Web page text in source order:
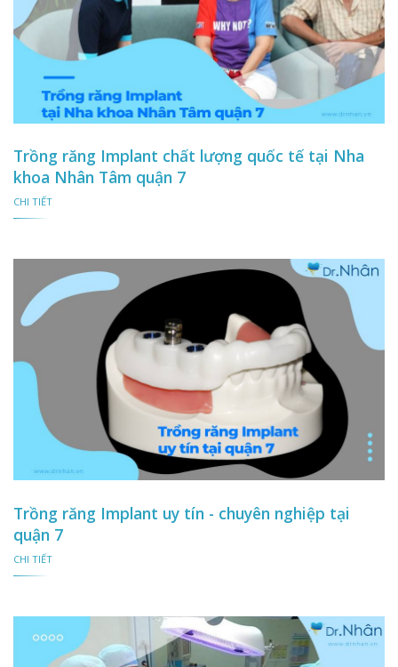
Trồng răng Implant chất lượng quốc tế tại Nha
khoa Nhân Tâm quận 7
CHI TIẾT
Trồng răng Implant uy tín - chuyên nghiệp tại
quận 7
CHI TIẾT